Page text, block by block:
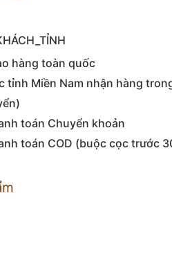
hàng toàn quốc
tỉnh Miền Nam nhận hàng
toán Chuyển khoản
toán COD (buộc cọc trước